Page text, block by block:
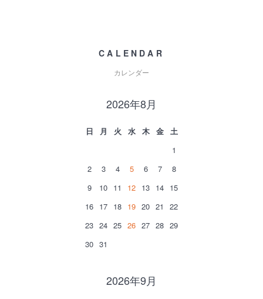
CALENDAR
カレンダー
2026年8月
日 月 火 水 木 金
土
1
2
3 4 5 6 7
8
9
10 11 12 13 14 15
16 17 18 19 20 21
22
23 24 25 26 27 28 29
30 31
2026年9月